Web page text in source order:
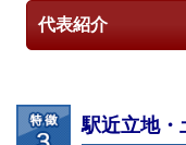
代表紹介
駅近立地・